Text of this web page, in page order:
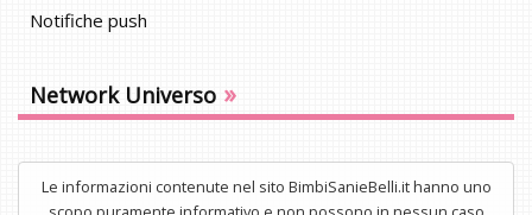
Notifiche push
Network Universo »
Le informazioni contenute nel sito BimbiSanieBelli.it hanno uno